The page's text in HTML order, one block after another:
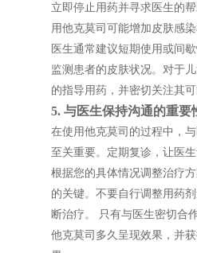
立即停止用药并寻求医生的
用他克莫司可能增加皮肤感
医生通常建议短期使用或间
监测患者的皮肤状况。对于
的指导用药，并密切关注其
5. 与医生保持沟通的重要
在使用他克莫司的过程中，
至关重要。定期复诊，让医
根据您的具体情况调整治疗
的关键。不要自行调整用药
断治疗。 只有与医生密切合
他克莫司多久呈现效果，并